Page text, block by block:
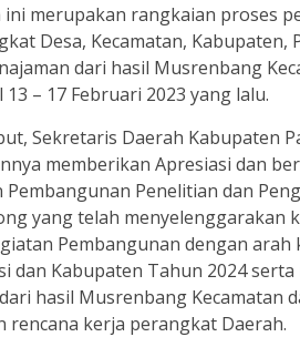
merupakan rangkaian proses
Desa, Kecamatan, Kabupaten,
dari hasil Musrenbang
– 17 Februari 2023 yang lalu.
Sekretaris Daerah Kabupaten
memberikan Apresiasi dan
Penelitian dan
yang telah menyelenggarakan
Pembangunan dengan arah
dan Kabupaten Tahun 2024
hasil Musrenbang Kecamatan
rencana kerja perangkat Daerah.